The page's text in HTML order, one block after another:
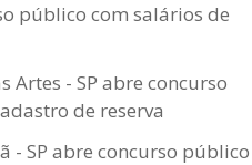
público com salários de
Artes - SP abre concurso
de reserva
- SP abre concurso público